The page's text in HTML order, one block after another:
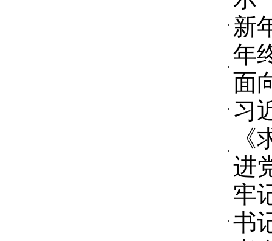
新
年
面
习
进
牢
书